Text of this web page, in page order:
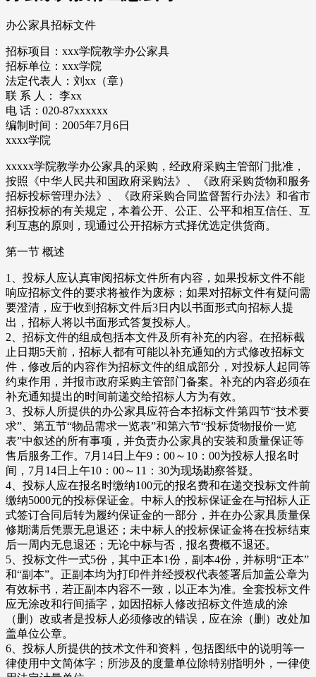
办公家具招标文件
招标项目：xxx学院教学办公家具
招标单位：xxx学院
法定代表人：刘xx（章）
联 系 人： 李xx
电 话：020-87xxxxxx
编制时间：2005年7月6日
xxxx学院
xxxxx学院教学办公家具的采购，经政府采购主管部门批准，
按照《中华人民共和国政府采购法》、《政府采购货物和服务
招标投标管理办法》、《政府采购合同监督暂行办法》和省市
招标投标的有关规定，本着公开、公正、公平和相互信任、互
利互惠的原则，现通过公开招标方式择优选定供货商。
第一节 概述
1、投标人应认真审阅招标文件所有内容，如果投标文件不能
响应招标文件的要求将被作为废标；如果对招标文件有疑问需
要澄清，应于收到招标文件后3日内以书面形式向招标人提
出，招标人将以书面形式答复投标人。
2、招标文件的组成包括本文件及所有补充的内容。在招标截
止日期5天前，招标人都有可能以补充通知的方式修改招标文
件，修改后的内容作为招标文件的组成部分，对投标人起同等
约束作用，并报市政府采购主管部门备案。补充的内容必须在
补充通知提出的时间前递交给招标人方为有效。
3、投标人所提供的办公家具应符合本招标文件第四节“技术要
求”、第五节“物品需求一览表”和第六节“投标货物报价一览
表”中叙述的所有事项，并负责办公家具的安装和质量保证等
售后服务工作。7月14日上午9：00～10：00为投标人报名时
间，7月14日上午10：00～11：30为现场勘察答疑。
4、投标人应在报名时缴纳100元的报名费和在递交投标文件前
缴纳5000元的投标保证金。中标人的投标保证金在与招标人正
式签订合同后转为履约保证金的一部分，并在办公家具质量保
修期满后凭票无息退还；未中标人的投标保证金将在投标结束
后一周内无息退还；无论中标与否，报名费概不退还。
5、投标文件一式5份，其中正本1份，副本4份，并标明“正本”
和“副本”。正副本均为打印件并经授权代表签署后加盖公章为
有效标书，若正副本内容不一致，以正本为准。全套投标文件
应无涂改和行间插字，如因招标人修改招标文件造成的涂
（删）改或者是投标人必须修改的错误，应在涂（删）改处加
盖单位公章。
6、投标人所提供的技术文件和资料，包括图纸中的说明等一
律使用中文简体字；所涉及的度量单位除特别指明外，一律使